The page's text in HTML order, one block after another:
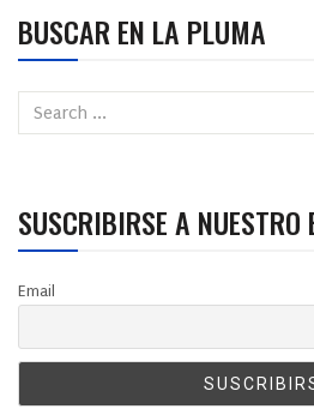
BUSCAR EN LA PLUMA
SUSCRIBIRSE A NUESTRO
Email